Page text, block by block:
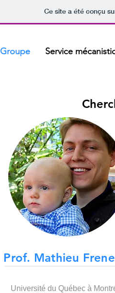
Ce site a été conçu
Groupe Service
Prof. Mathieu
Université du Québec à